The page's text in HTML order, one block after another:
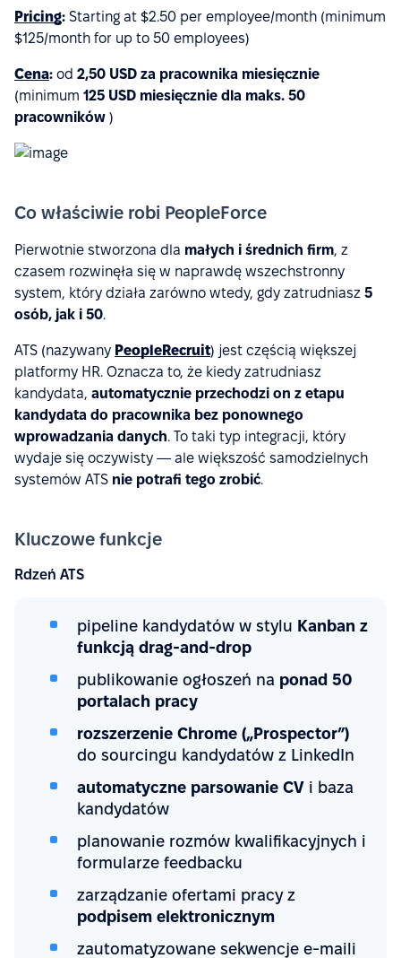
Pricing: Starting at $2.50 per employee/month (minimum
$125/month for up to 50 employees)
Cena: od 2,50 USD za pracownika miesięcznie
(minimum 125 USD miesięcznie dla maks. 50
pracowników )
Co właściwie robi PeopleForce
Pierwotnie stworzona dla małych i średnich firm, z
czasem rozwinęła się w naprawdę wszechstronny
system, który działa zarówno wtedy, gdy zatrudniasz 5
osób, jak i 50.
ATS (nazywany PeopleRecruit) jest częścią większej
platformy HR. Oznacza to, że kiedy zatrudniasz
kandydata, automatycznie przechodzi on z etapu
kandydata do pracownika bez ponownego
wprowadzania danych. To taki typ integracji, który
wydaje się oczywisty — ale większość samodzielnych
systemów ATS nie potrafi tego zrobić.
Kluczowe funkcje
Rdzeń ATS
pipeline kandydatów w stylu Kanban z
funkcją drag-and-drop
publikowanie ogłoszeń na ponad 50
portalach pracy
rozszerzenie Chrome („Prospector”)
do sourcingu kandydatów z LinkedIn
automatyczne parsowanie CV i baza
kandydatów
planowanie rozmów kwalifikacyjnych i
formularze feedbacku
zarządzanie ofertami pracy z
podpisem elektronicznym
zautomatyzowane sekwencje e-maili